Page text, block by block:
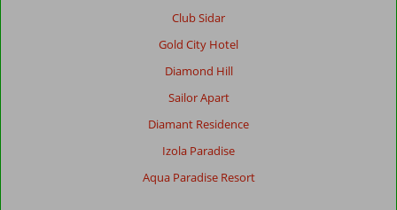
Club Sidar
Gold City Hotel
Diamond Hill
Sailor Apart
Diamant Residence
Izola Paradise
Aqua Paradise Resort